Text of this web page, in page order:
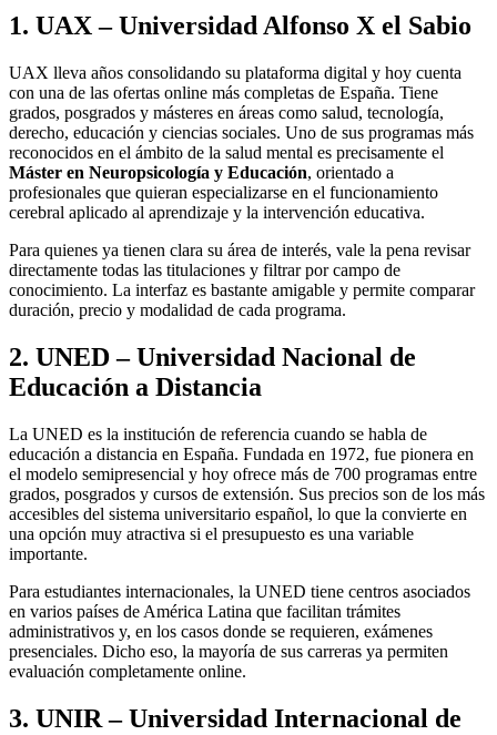
1. UAX – Universidad Alfonso X el Sabio
UAX lleva años consolidando su plataforma digital y hoy cuenta
con una de las ofertas online más completas de España. Tiene
grados, posgrados y másteres en áreas como salud, tecnología,
derecho, educación y ciencias sociales. Uno de sus programas más
reconocidos en el ámbito de la salud mental es precisamente el
Máster en Neuropsicología y Educación, orientado a
profesionales que quieran especializarse en el funcionamiento
cerebral aplicado al aprendizaje y la intervención educativa.
Para quienes ya tienen clara su área de interés, vale la pena revisar
directamente todas las titulaciones y filtrar por campo de
conocimiento. La interfaz es bastante amigable y permite comparar
duración, precio y modalidad de cada programa.
2. UNED – Universidad Nacional de
Educación a Distancia
La UNED es la institución de referencia cuando se habla de
educación a distancia en España. Fundada en 1972, fue pionera en
el modelo semipresencial y hoy ofrece más de 700 programas entre
grados, posgrados y cursos de extensión. Sus precios son de los más
accesibles del sistema universitario español, lo que la convierte en
una opción muy atractiva si el presupuesto es una variable
importante.
Para estudiantes internacionales, la UNED tiene centros asociados
en varios países de América Latina que facilitan trámites
administrativos y, en los casos donde se requieren, exámenes
presenciales. Dicho eso, la mayoría de sus carreras ya permiten
evaluación completamente online.
3. UNIR – Universidad Internacional de